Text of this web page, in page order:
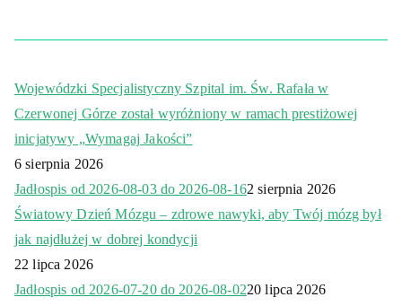
Wojewódzki Specjalistyczny Szpital im. Św. Rafała w
Czerwonej Górze został wyróżniony w ramach prestiżowej
inicjatywy „Wymagaj Jakości”
6 sierpnia 2026
Jadłospis od 2026-08-03 do 2026-08-162 sierpnia 2026
Światowy Dzień Mózgu – zdrowe nawyki, aby Twój mózg był
jak najdłużej w dobrej kondycji
22 lipca 2026
Jadłospis od 2026-07-20 do 2026-08-0220 lipca 2026